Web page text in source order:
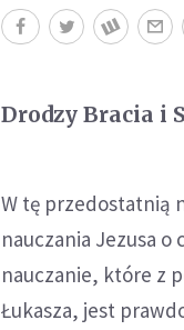
Drodzy Bracia i
W tę przedostatnią
nauczania Jezusa o
nauczanie, które z
Łukasza, jest